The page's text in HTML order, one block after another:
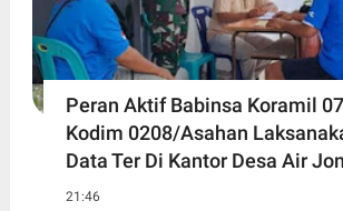
Peran Aktif Babinsa Koramil
Kodim 0208/Asahan
Data Ter Di Kantor Desa Air
21:46